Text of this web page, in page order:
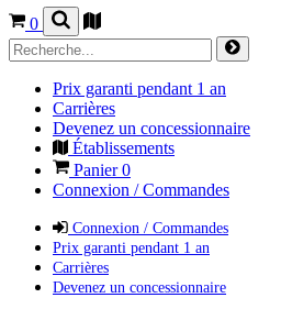
0
Prix garanti pendant 1 an
Carrières
Devenez un concessionnaire
Établissements
Panier0
Connexion / Commandes
Connexion / Commandes
Prix garanti pendant 1 an
Carrières
Devenez un concessionnaire